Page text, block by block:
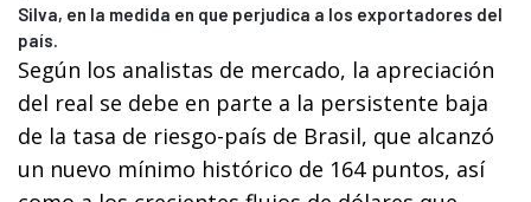
Silva, en la medida en que perjudica a los exportadores del
país.
Según los analistas de mercado, la apreciación
del real se debe en parte a la persistente baja
de la tasa de riesgo-país de Brasil, que alcanzó
un nuevo mínimo histórico de 164 puntos, así